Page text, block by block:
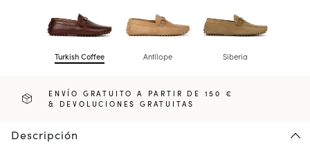
Turkish Coffee Antílope Siberia
ENVÍO GRATUITO A PARTIR DE 150 €
& DEVOLUCIONES GRATUITAS
Descripción